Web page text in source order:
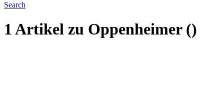
Search
1 Artikel zu Oppenheimer ()